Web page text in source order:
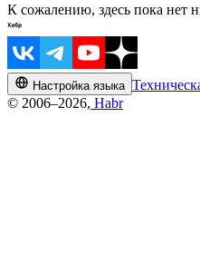
К сожалению, здесь пока нет
Настройка языка
© 2006–2026, Habr